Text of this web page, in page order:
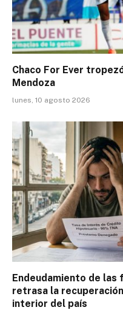
Chaco For Ever
Mendoza
lunes, 10 agosto 2026
Endeudamiento de las
retrasa la
interior del país